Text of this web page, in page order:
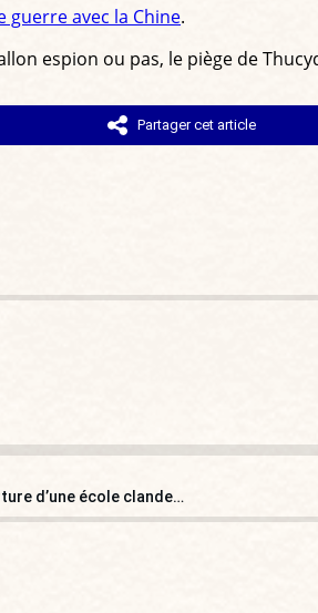
guerre avec la Chine.
espion ou pas, le piège de
Partager cet article
Le gestionnaire d’une mosquée condamné pour fraude et ouverture d’une école clandestine